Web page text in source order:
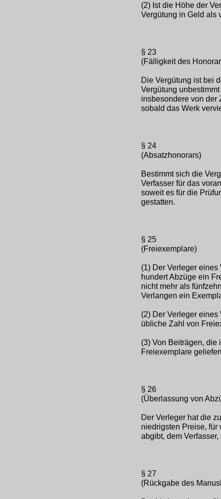
(2) Ist die Höhe der
Vergütung in Geld als
§ 23
(Fälligkeit des
Die Vergütung ist bei
Vergütung
insbesondere von der
sobald das Werk
§ 24
(Absatzhonorars)
Bestimmt sich die
Verfasser für das
soweit es für die
gestatten.
§ 25
(Freiexemplare)
(1) Der Verleger eines
hundert Abzüge ein
nicht mehr als
Verlangen ein
(2) Der Verleger eines
übliche Zahl von
(3) Von Beiträgen,
Freiexemplare
§ 26
(Überlassung von
Der Verleger hat die
niedrigsten Preise, für
abgibt, dem
§ 27
(Rückgabe des